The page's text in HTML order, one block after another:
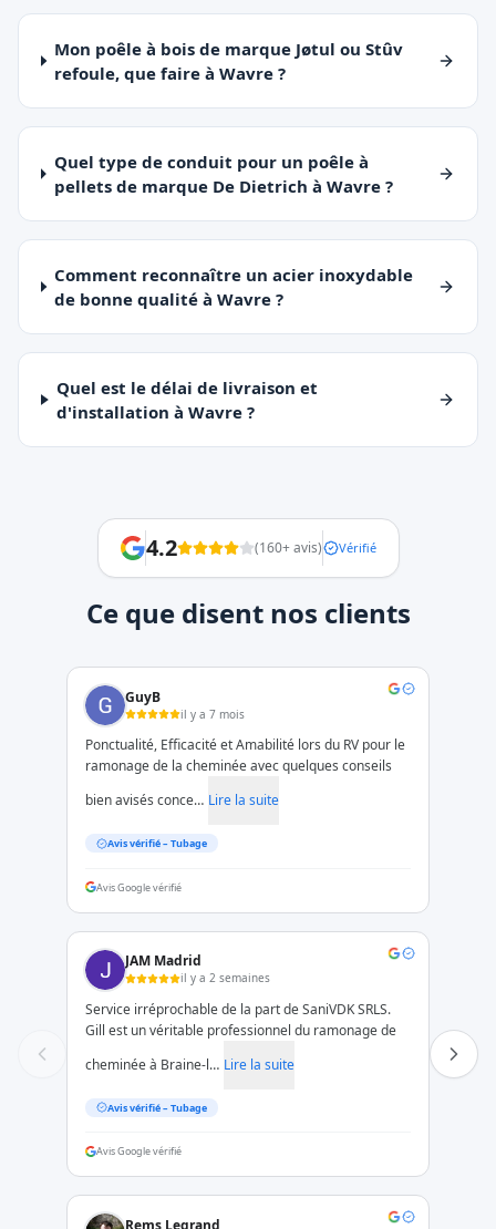
Mon poêle à bois de marque Jøtul ou Stûv
refoule, que faire à Wavre ?
Quel type de conduit pour un poêle à
pellets de marque De Dietrich à Wavre ?
Comment reconnaître un acier inoxydable
de bonne qualité à Wavre ?
Quel est le délai de livraison et
d'installation à Wavre ?
4.2 (160+ avis) Vérifié
Ce que disent nos clients
GuyB
il y a 7 mois
Ponctualité, Efficacité et Amabilité lors du RV pour le
ramonage de la cheminée avec quelques conseils
bien avisés conce… Lire la suite
Avis vérifié –Tubage
Avis Google vérifié
JAM Madrid
il y a 2 semaines
Service irréprochable de la part de SaniVDK SRLS.
Gill est un véritable professionnel du ramonage de
cheminée à Braine-l… Lire la suite
Avis vérifié –Tubage
Avis Google vérifié
Rems Legrand